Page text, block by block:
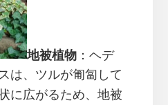
地被植物：ヘデ
は、ツルが匍匐して
に広がるため、地被